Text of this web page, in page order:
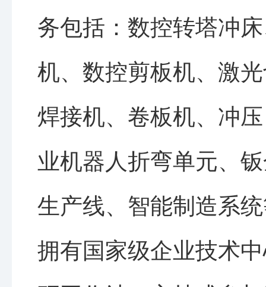
务包括：数控转塔冲
机、数控剪板机、激
焊接机、卷板机、冲
业机器人折弯单元、
生产线、智能制造系
拥有国家级企业技术